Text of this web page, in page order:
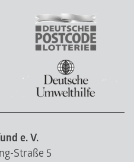
e. V.
Straße 5